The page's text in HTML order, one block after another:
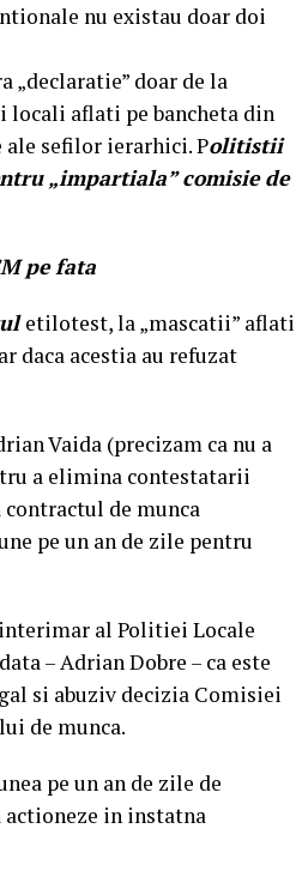
nu existau doar doi
„declaratie” doar de la
aflati pe bancheta din
sefilor ierarhici. Politistii
„impartiala” comisie de
pe fata
etilotest, la „mascatii” aflati
daca acestia au refuzat
Vaida (precizam ca nu a
a elimina contestatarii
de munca
pe un an de zile pentru
al Politiei Locale
– Adrian Dobre – ca este
si abuziv decizia Comisiei
de munca.
pe un an de zile de
actioneze in instatna